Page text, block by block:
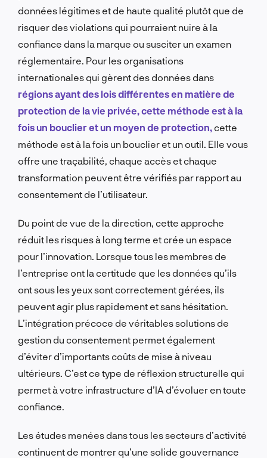
données légitimes et de haute qualité plutôt que de
risquer des violations qui pourraient nuire à la
confiance dans la marque ou susciter un examen
réglementaire. Pour les organisations
internationales qui gèrent des données dans
régions ayant des lois différentes en matière de
protection de la vie privée, cette méthode est à la
fois un bouclier et un moyen de protection, cette
méthode est à la fois un bouclier et un outil. Elle vous
offre une traçabilité, chaque accès et chaque
transformation peuvent être vérifiés par rapport au
consentement de l’utilisateur.
Du point de vue de la direction, cette approche
réduit les risques à long terme et crée un espace
pour l’innovation. Lorsque tous les membres de
l’entreprise ont la certitude que les données qu’ils
ont sous les yeux sont correctement gérées, ils
peuvent agir plus rapidement et sans hésitation.
L’intégration précoce de véritables solutions de
gestion du consentement permet également
d’éviter d’importants coûts de mise à niveau
ultérieurs. C’est ce type de réflexion structurelle qui
permet à votre infrastructure d’IA d’évoluer en toute
confiance.
Les études menées dans tous les secteurs d’activité
continuent de montrer qu’une solide gouvernance